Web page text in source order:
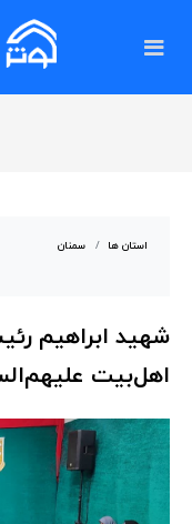
استان ها سمنان
شهید ابراهیم
اهل‌بیت